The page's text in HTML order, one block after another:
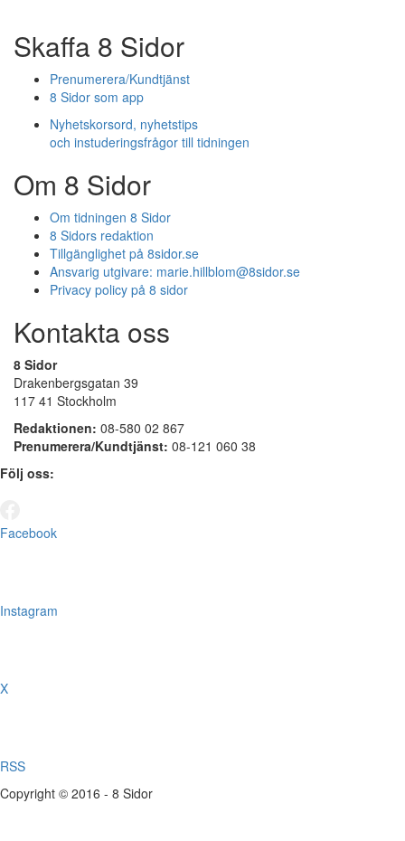
Skaffa 8 Sidor
Prenumerera/Kundtjänst
8 Sidor som app
Nyhetskorsord, nyhetstips
och instuderingsfrågor till tidningen
Om 8 Sidor
Om tidningen 8 Sidor
8 Sidors redaktion
Tillgänglighet på 8sidor.se
Ansvarig utgivare: marie.hillblom@8sidor.se
Privacy policy på 8 sidor
Kontakta oss
8 Sidor
Drakenbergsgatan 39
117 41 Stockholm
Redaktionen: 08-580 02 867
Prenumerera/Kundtjänst: 08-121 060 38
Följ oss:
Facebook
Instagram
X
RSS
Copyright © 2016 - 8 Sidor